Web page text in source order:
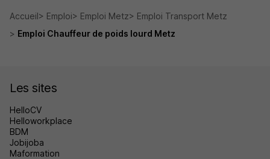
Accueil Emploi Emploi Metz
Emploi Transport Metz
Emploi Chauffeur de poids lourd Metz
Les sites
HelloCV
Helloworkplace
BDM
Jobijoba
Maformation